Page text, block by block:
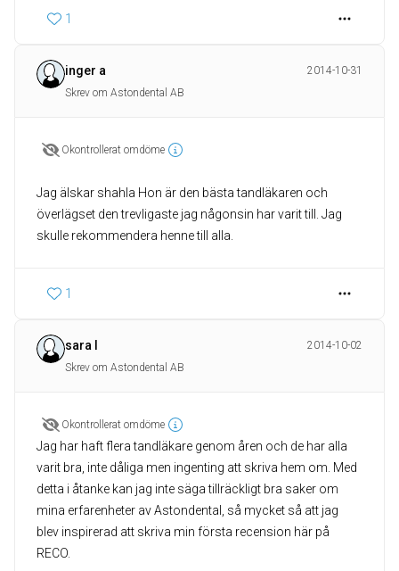
1
inger a
2014-10-31
Skrev om Astondental AB
Okontrollerat omdöme
Jag älskar shahla Hon är den bästa tandläkaren och
överlägset den trevligaste jag någonsin har varit till. Jag
skulle rekommendera henne till alla.
1
sara l
2014-10-02
Skrev om Astondental AB
Okontrollerat omdöme
Jag har haft flera tandläkare genom åren och de har alla
varit bra, inte dåliga men ingenting att skriva hem om. Med
detta i åtanke kan jag inte säga tillräckligt bra saker om
mina erfarenheter av Astondental, så mycket så att jag
blev inspirerad att skriva min första recension här på
RECO.